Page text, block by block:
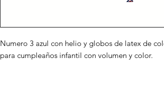
Numero 3 azul con helio y globos de latex de
para cumpleaños infantil con volumen y color.